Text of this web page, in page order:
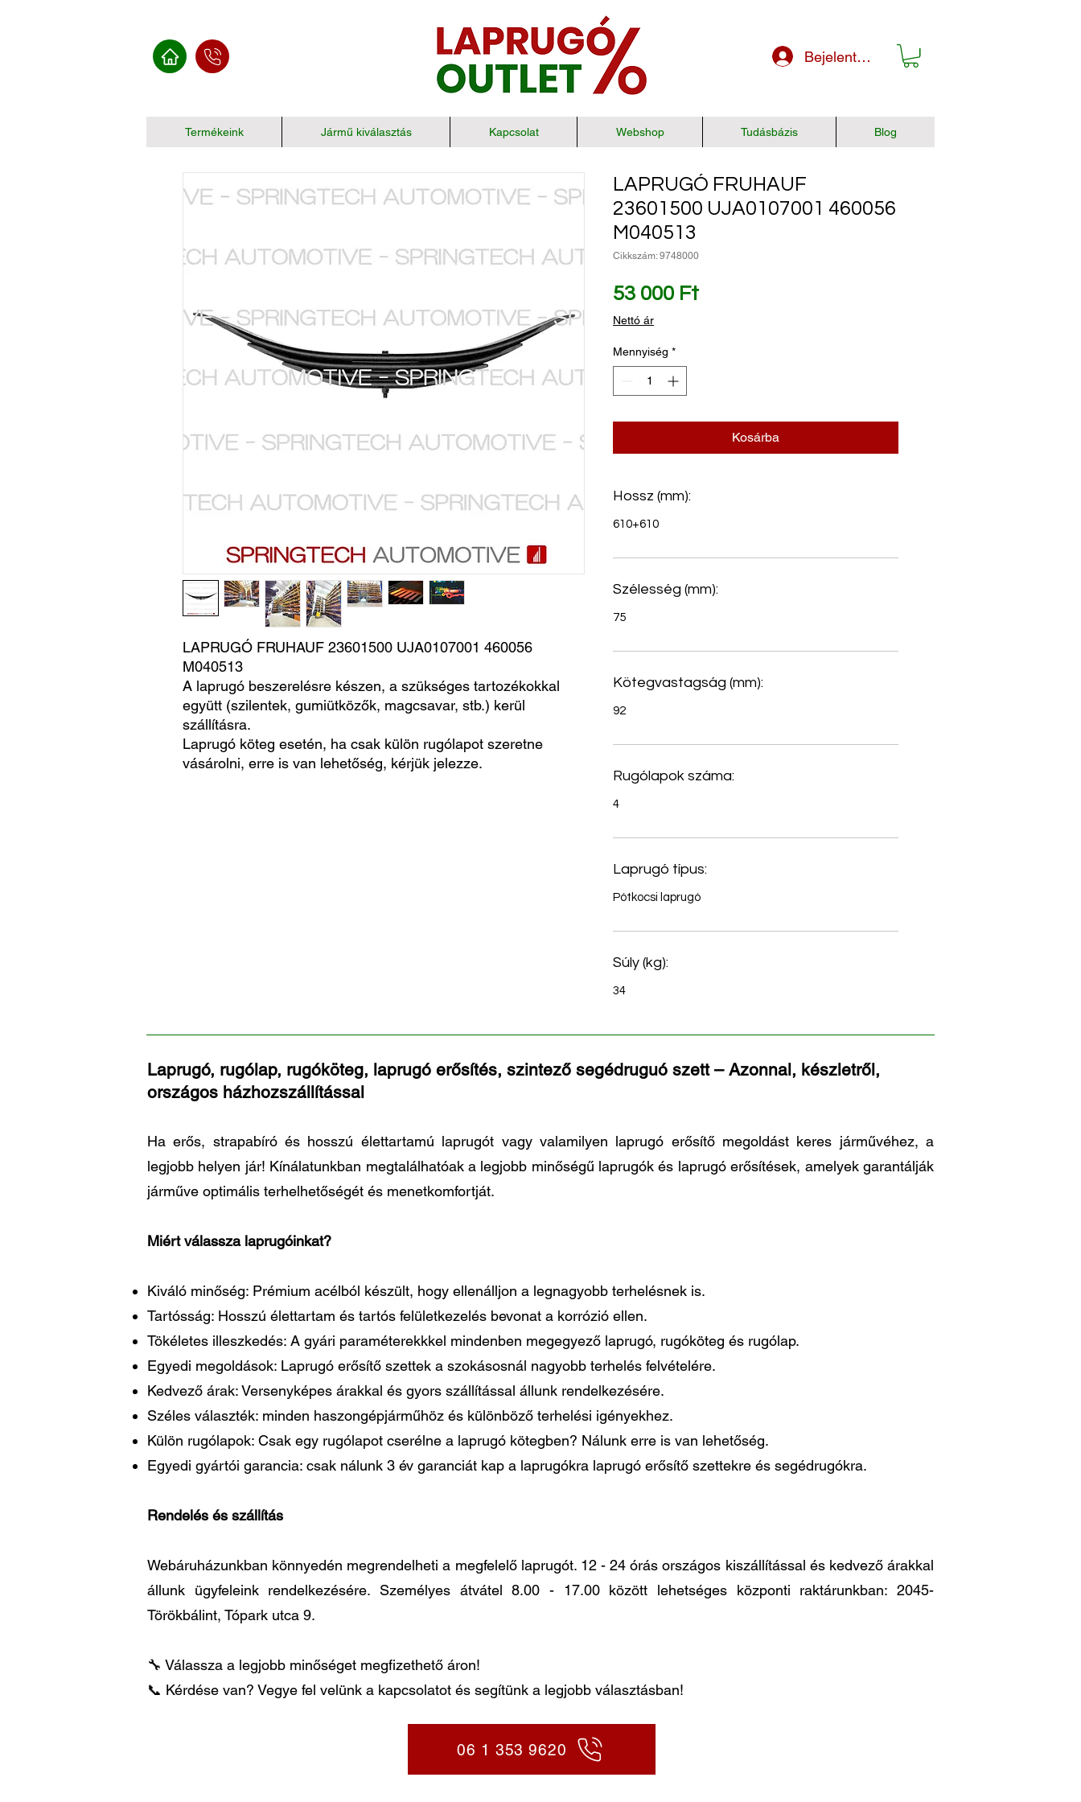
Bejelentkezés
Termékeink Jármű kiválasztás Kapcsolat Webshop Tudásbázis Blog
LAPRUGÓ FRUHAUF 23601500 UJA0107001 460056
M040513
A laprugó beszerelésre készen, a szükséges tartozékokkal
együtt (szilentek, gumiütközők, magcsavar, stb.) kerül
szállításra.
Laprugó köteg esetén, ha csak külön rugólapot szeretne
vásárolni, erre is van lehetőség, kérjük jelezze.
LAPRUGÓ FRUHAUF
23601500 UJA0107001 460056
M040513
Cikkszám: 9748000
53 000 FtÁr
Nettó ár
Mennyiség *
Kosárba
Hossz (mm):
610+610
Szélesség (mm):
75
Kötegvastagság (mm):
92
Rugólapok száma:
4
Laprugó típus:
Pótkocsi laprugó
Súly (kg):
34
Laprugó, rugólap, rugóköteg, laprugó erősítés, szintező segédruguó szett – Azonnal, készletről,
országos házhozszállítással
Ha erős, strapabíró és hosszú élettartamú laprugót vagy valamilyen laprugó erősítő megoldást keres járművéhez, a
legjobb helyen jár! Kínálatunkban megtalálhatóak a legjobb minőségű laprugók és laprugó erősítések, amelyek garantálják
járműve optimális terhelhetőségét és menetkomfortját.
Miért válassza laprugóinkat?
Kiváló minőség: Prémium acélból készült, hogy ellenálljon a legnagyobb terhelésnek is.
Tartósság: Hosszú élettartam és tartós felületkezelés bevonat a korrózió ellen.
Tökéletes illeszkedés: A gyári paraméterekkkel mindenben megegyező laprugó, rugóköteg és rugólap.
Egyedi megoldások: Laprugó erősítő szettek a szokásosnál nagyobb terhelés felvételére.
Kedvező árak: Versenyképes árakkal és gyors szállítással állunk rendelkezésére.
Széles választék: minden haszongépjárműhöz és különböző terhelési igényekhez.
Külön rugólapok: Csak egy rugólapot cserélne a laprugó kötegben? Nálunk erre is van lehetőség.
Egyedi gyártói garancia: csak nálunk 3 év garanciát kap a laprugókra laprugó erősítő szettekre és segédrugókra.
Rendelés és szállítás
Webáruházunkban könnyedén megrendelheti a megfelelő laprugót. 12 - 24 órás országos kiszállítással és kedvező árakkal
állunk ügyfeleink rendelkezésére. Személyes átvátel 8.00 - 17.00 között lehetséges központi raktárunkban: 2045-
Törökbálint, Tópark utca 9.
🔧 Válassza a legjobb minőséget megfizethető áron!
📞 Kérdése van? Vegye fel velünk a kapcsolatot és segítünk a legjobb választásban!
06 1 353 9620